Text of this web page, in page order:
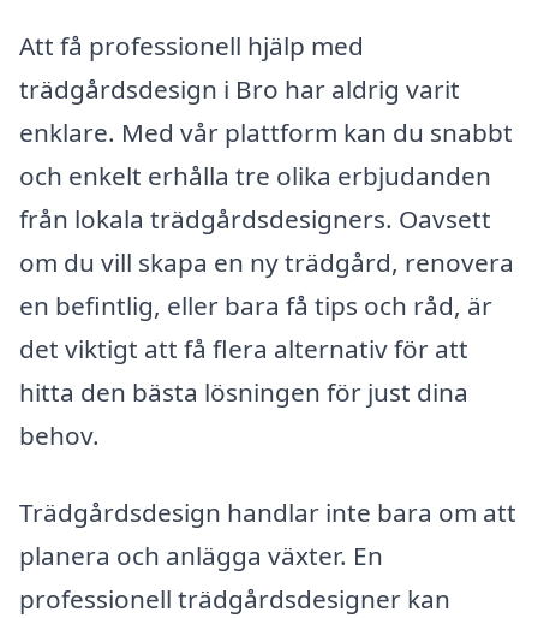
Att få professionell hjälp med
trädgårdsdesign i Bro har aldrig varit
enklare. Med vår plattform kan du snabbt
och enkelt erhålla tre olika erbjudanden
från lokala trädgårdsdesigners. Oavsett
om du vill skapa en ny trädgård, renovera
en befintlig, eller bara få tips och råd, är
det viktigt att få flera alternativ för att
hitta den bästa lösningen för just dina
behov.
Trädgårdsdesign handlar inte bara om att
planera och anlägga växter. En
professionell trädgårdsdesigner kan